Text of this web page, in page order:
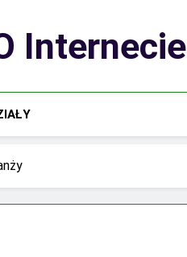
Internecie